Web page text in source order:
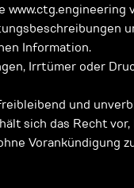
Information.
Irrtümer oder
und
sich das Recht
Vorankündigung